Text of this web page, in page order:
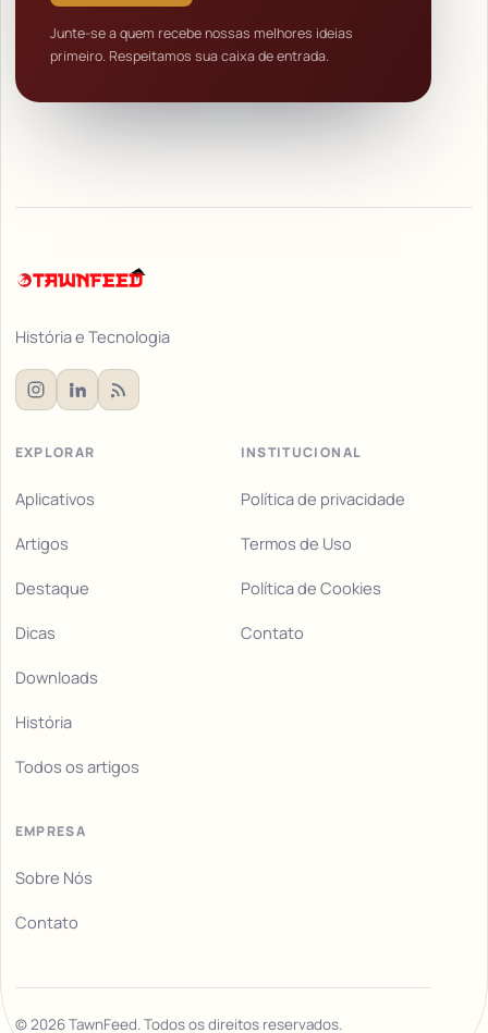
Junte-se a quem recebe nossas melhores ideias
primeiro. Respeitamos sua caixa de entrada.
História e Tecnologia
EXPLORAR
Aplicativos
Artigos
Destaque
Dicas
Downloads
História
Todos os artigos
INSTITUCIONAL
Política de privacidade
Termos de Uso
Política de Cookies
Contato
EMPRESA
Sobre Nós
Contato
©2026TawnFeed. Todos os direitos reservados.